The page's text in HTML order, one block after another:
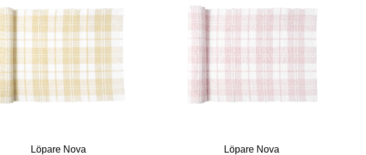
Löpare Nova Löpare Nova